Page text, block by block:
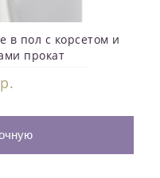
в пол с корсетом и
прокат